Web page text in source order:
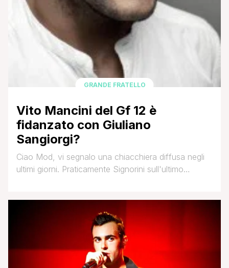
GRANDE FRATELLO
Vito Mancini del Gf 12 è
fidanzato con Giuliano
Sangiorgi?
Ciao Mod, vi segnalo una chiacchiera diffusa negli
ultimi giorni. Praticamente Signorini sull'ultimo
Fratello c'è un concorrente che sta molto a cuore al
leader di un gruppo musicale che non avrebbe visto
di buon occhio la sua partecipazione al [']